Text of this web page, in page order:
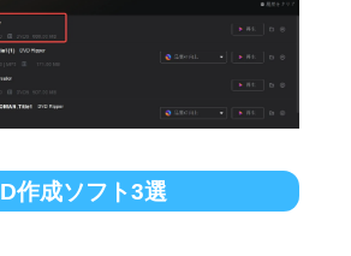
作成ソフト3選